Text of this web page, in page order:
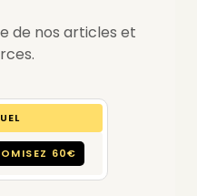
de nos articles et
60€